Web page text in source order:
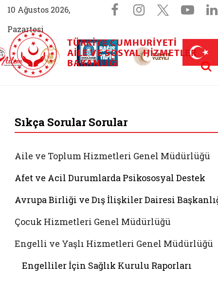
10 Ağustos 2026,
Pazartesi
Sosyal
Facebook
Instagram
X
Aile (yeni sekmede açılır)
AİLEM İletişim Merkezi (yeni sekmede açılır)
Aile ve Nüfus On Yılı (yeni sekmede açılır)
Darülaceze bağış sayfası (yeni
TÜRKIYE CUMHURIYETI
AILE VE SOSYAL HIZMETLER
BAKANLIĞI
Sıkça Sorular Sorular
Aile ve Toplum Hizmetleri Genel Müdürlüğü
Afet ve Acil Durumlarda Psikososyal Destek
Avrupa Birliği ve Dış İlişkiler Dairesi
Çocuk Hizmetleri Genel Müdürlüğü
Engelli ve Yaşlı Hizmetleri Genel Müdürlüğü
Engelliler İçin Sağlık Kurulu Raporları